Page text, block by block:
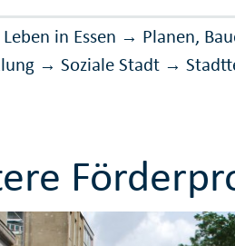
Leben in Essen → Planen,
→ Soziale Stadt →